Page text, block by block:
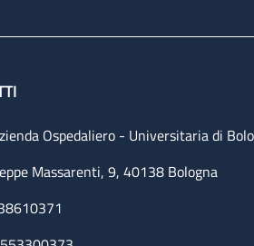
Ospedaliero - Universitaria di
Massarenti, 9, 40138 Bologna